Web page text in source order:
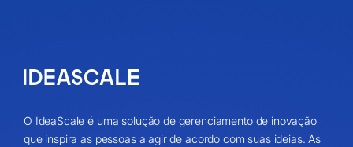
O IdeaScale é uma solução de gerenciamento de inovação
que inspira as pessoas a agir de acordo com suas ideias. As